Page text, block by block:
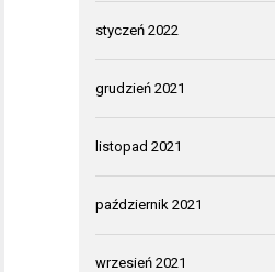
styczeń 2022
grudzień 2021
listopad 2021
październik 2021
wrzesień 2021